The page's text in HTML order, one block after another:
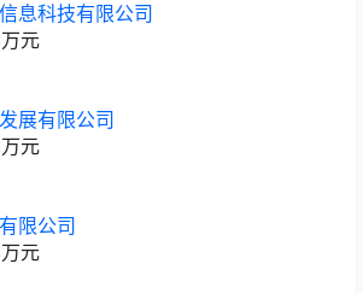
息科技有限公司
万元
展有限公司
万元
限公司
万元